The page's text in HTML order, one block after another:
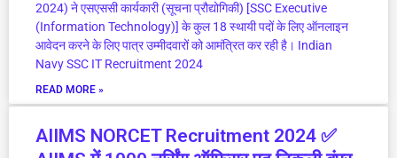
2024) ने एसएससी कार्यकारी (सूचना प्रौद्योगिकी) [SSC Executive
(Information Technology)] के कुल 18 स्थायी पदों के लिए ऑनलाइन
आवेदन करने के लिए पात्र उम्मीदवारों को आमंत्रित कर रही है। Indian
Navy SSC IT Recruitment 2024
READ MORE »
AIIMS NORCET Recruitment 2024 ✅